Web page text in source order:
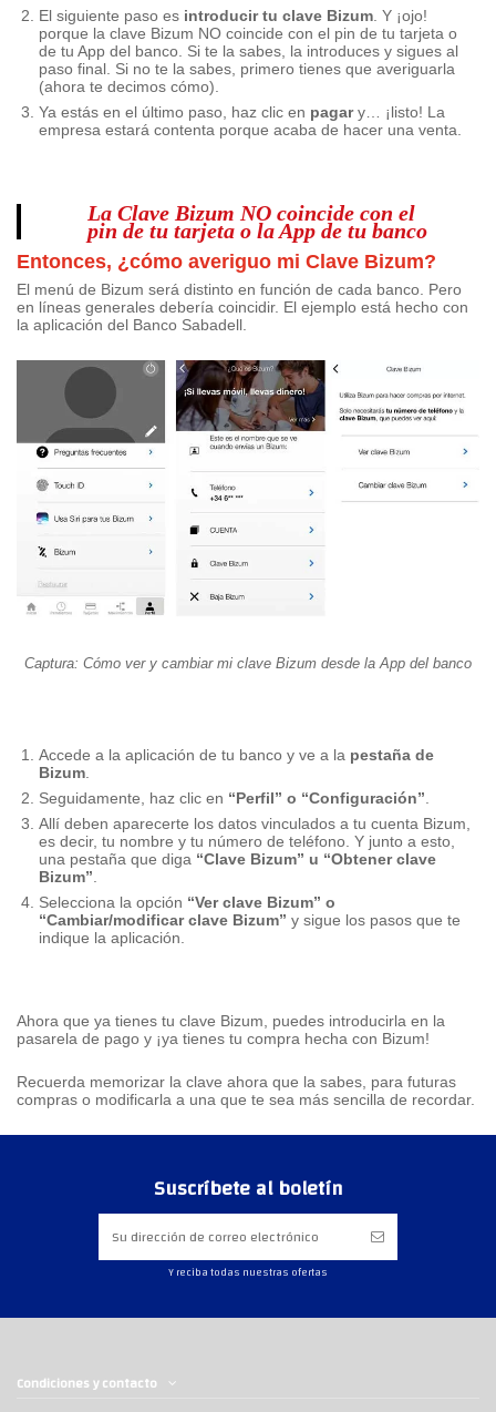
El siguiente paso es introducir tu clave Bizum . Y ¡ojo!
porque la clave Bizum NO coincide con el pin de tu tarjeta o
de tu App del banco. Si te la sabes, la introduces y sigues al
paso final. Si no te la sabes, primero tienes que averiguarla
(ahora te decimos cómo).
Ya estás en el último paso, haz clic en pagary… ¡listo! La
empresa estará contenta porque acaba de hacer una venta.
La Clave Bizum NO coincide con el
pin de tu tarjeta o la App de tu banco
Entonces, ¿cómo averiguo mi Clave Bizum?
El menú de Bizum será distinto en función de cada banco. Pero
en líneas generales debería coincidir. El ejemplo está hecho con
la aplicación del Banco Sabadell.
Captura: Cómo ver y cambiar mi clave Bizum desde la App del banco
Accede a la aplicación de tu banco y ve a la pestaña de
Bizum
Seguidamente, haz clic en “Perfil” o “Configuración”
Allí deben aparecerte los datos vinculados a tu cuenta Bizum,
es decir, tu nombre y tu número de teléfono. Y junto a esto,
una pestaña que diga “Clave Bizum” u “Obtener clave
Bizum”
Selecciona la opción “Ver clave Bizum” o
“Cambiar/modificar clave Bizum” y sigue los pasos que te
indique la aplicación.
Ahora que ya tienes tu clave Bizum, puedes introducirla en la
pasarela de pago y ¡ya tienes tu compra hecha con Bizum!
Recuerda memorizar la clave ahora que la sabes, para futuras
compras o modificarla a una que te sea más sencilla de recordar.
Suscríbete al boletín
Y reciba todas nuestras ofertas
Condiciones y contacto